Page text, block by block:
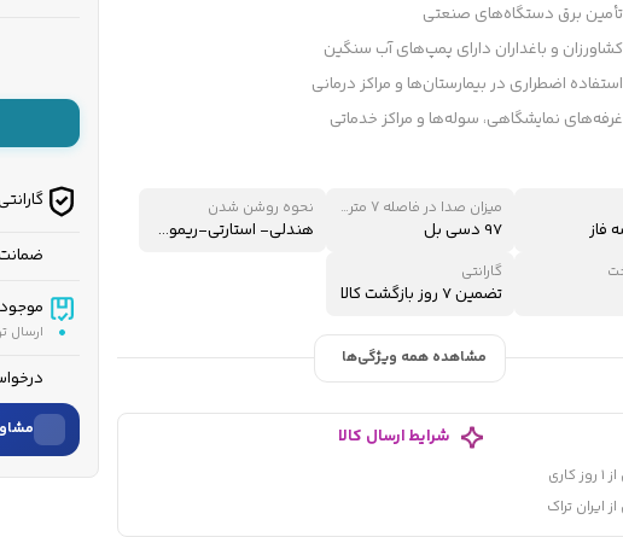
برق دستگاه‌های صنعتی
و باغداران دارای پمپ‌های آب سنگین
اضطراری در بیمارستان‌ها و مراکز درمانی
نمایشگاهی، سوله‌ها و مراکز خدماتی
فاز
میزان صدا در فاصله 7 متری
97 دسی بل
نحوه روشن شدن
هندلی- استارتی-ریموت‌دار
گارانتی
تضمین 7 روز بازگشت کالا
مشاهده همه ویژگی‌ها
شرایط ارسال کالا
کاری
ایران تراک
ضمانت
موجود
ارسال
نام